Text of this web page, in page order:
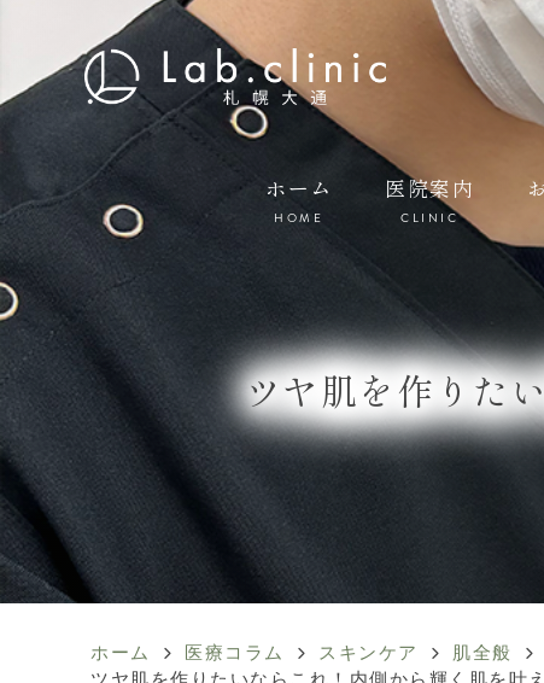
ホーム
HOME
医院案内
CLINIC
ツヤ肌を作りた
ホーム 医療コラム スキンケア 肌全般
ツヤ肌を作りたいならこれ！内側から輝く肌を叶